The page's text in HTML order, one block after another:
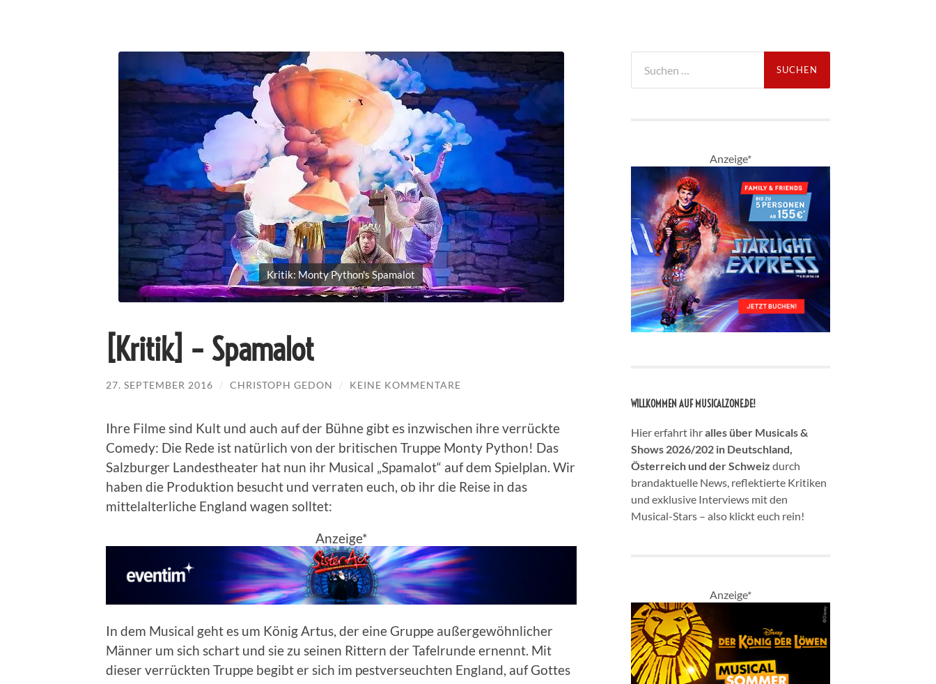
Kritik: Monty Python's Spamalot
[Kritik] – Spamalot
27. SEPTEMBER 2016 / CHRISTOPH GEDON / KEINE KOMMENTARE
Ihre Filme sind Kult und auch auf der Bühne gibt es inzwischen ihre verrückte
Comedy: Die Rede ist natürlich von der britischen Truppe Monty Python! Das
Salzburger Landestheater hat nun ihr Musical „Spamalot“ auf dem Spielplan. Wir
haben die Produktion besucht und verraten euch, ob ihr die Reise in das
mittelalterliche England wagen solltet:
Anzeige*
In dem Musical geht es um König Artus, der eine Gruppe außergewöhnlicher
Männer um sich schart und sie zu seinen Rittern der Tafelrunde ernennt. Mit
dieser verrückten Truppe begibt er sich im pestverseuchten England, auf Gottes
nach:
Anzeige*
WILLKOMMEN AUF MUSICALZONE.DE!
Hier erfahrt ihralles über Musicals &
Shows 2026/202 in Deutschland,
Österreich und der Schweiz durch
brandaktuelle News, reflektierte Kritiken
und exklusive Interviews mit den
Musical-Stars – also klickt euch rein!
Anzeige*